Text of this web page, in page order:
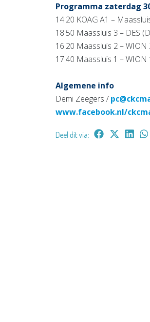
Programma zaterdag
14:20 KOAG A1 –
18:50 Maassluis 3 – DES
16:20 Maassluis 2 – WION
17:40 Maassluis 1 – WION
Algemene info
Demi Zeegers /
www.facebook.nl/
Deel dit via: